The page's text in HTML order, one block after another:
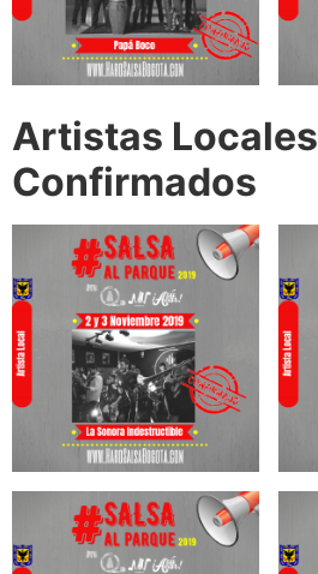
Artistas Locales
Confirmados